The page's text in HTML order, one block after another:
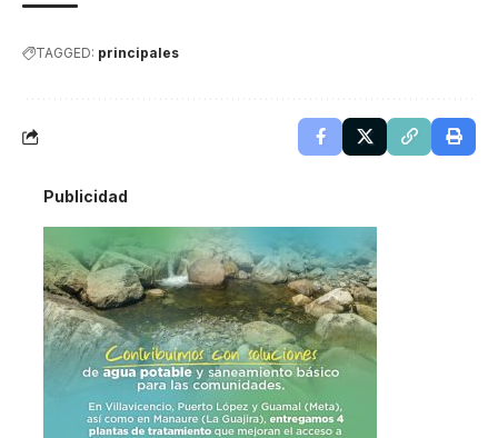
TAGGED: principales
Publicidad